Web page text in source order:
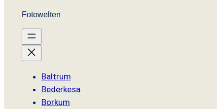
Fotowelten
Baltrum
Bederkesa
Borkum